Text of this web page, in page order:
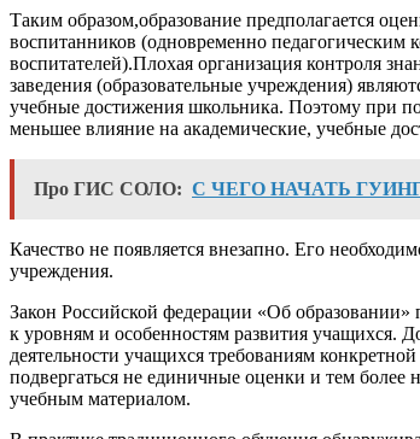
Таким образом,образование предполагается
воспитанников (одновременно педагогическим
воспитателей).Плохая организация контроля
заведения (образовательные учреждения)
учебные достижения школьника. Поэтому при
меньшее влияние на академические, учебные
Про ГИС СОЛО: С ЧЕГО НАЧАТЬ
Качество не появляется внезапно. Его
учреждения.
Закон Российской федерации «Об образовании»
к уровням и особенностям развития учащихся.
деятельности учащихся требованиям
подвергаться не единичные оценки и тем
учебным материалом.